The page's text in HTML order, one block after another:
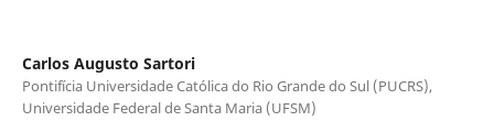
Carlos Augusto Sartori
Pontifícia Universidade Católica do Rio Grande do Sul (PUCRS),
Universidade Federal de Santa Maria (UFSM)